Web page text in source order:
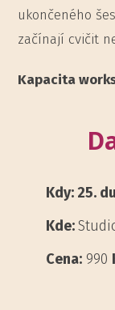
ukončeného
začínají cvičit
Kapacita
Kdy: 25.
Kde:
Cena: 990